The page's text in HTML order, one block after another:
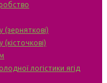
(зерняткові)
логістики ягід